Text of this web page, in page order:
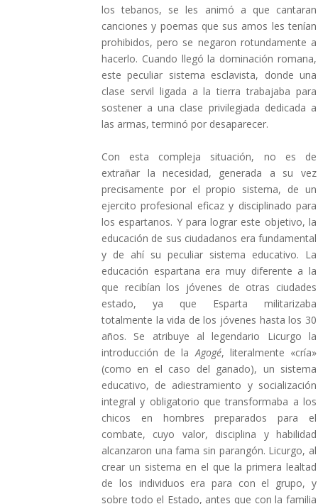
los tebanos, se les animó a que cantaran
canciones y poemas que sus amos les tenían
prohibidos, pero se negaron rotundamente a
hacerlo. Cuando llegó la dominación romana,
este peculiar sistema esclavista, donde una
clase servil ligada a la tierra trabajaba para
sostener a una clase privilegiada dedicada a
las armas, terminó por desaparecer.
Con esta compleja situación, no es de
extrañar la necesidad, generada a su vez
precisamente por el propio sistema, de un
ejercito profesional eficaz y disciplinado para
los espartanos. Y para lograr este objetivo, la
educación de sus ciudadanos era fundamental
y de ahí su peculiar sistema educativo. La
educación espartana era muy diferente a la
que recibían los jóvenes de otras ciudades
estado, ya que Esparta militarizaba
totalmente la vida de los jóvenes hasta los 30
años. Se atribuye al legendario Licurgo la
introducción de la Agogé, literalmente «cría»
(como en el caso del ganado), un sistema
educativo, de adiestramiento y socialización
integral y obligatorio que transformaba a los
chicos en hombres preparados para el
combate, cuyo valor, disciplina y habilidad
alcanzaron una fama sin parangón. Licurgo, al
crear un sistema en el que la primera lealtad
de los individuos era para con el grupo, y
sobre todo el Estado, antes que con la familia